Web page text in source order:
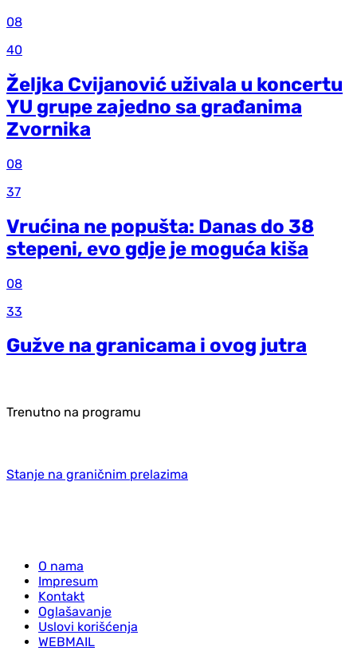
08
40
Željka Cvijanović uživala u koncertu
YU grupe zajedno sa građanima
Zvornika
08
37
Vrućina ne popušta: Danas do 38
stepeni, evo gdje je moguća kiša
08
33
Gužve na granicama i ovog jutra
Trenutno na programu
Stanje na graničnim prelazima
O nama
Impresum
Kontakt
Oglašavanje
Uslovi korišćenja
WEBMAIL